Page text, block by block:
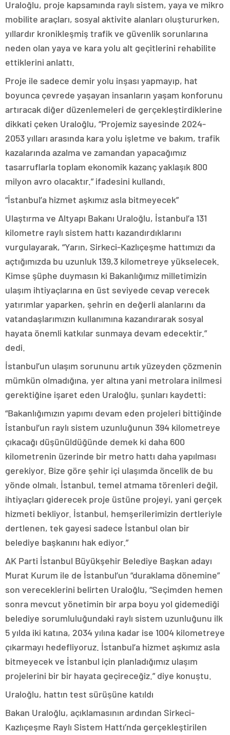
Uraloğlu, proje kapsamında raylı sistem, yaya ve mikro
mobilite araçları, sosyal aktivite alanları oluştururken,
yıllardır kronikleşmiş trafik ve güvenlik sorunlarına
neden olan yaya ve kara yolu alt geçitlerini rehabilite
ettiklerini anlattı.
Proje ile sadece demir yolu inşası yapmayıp, hat
boyunca çevrede yaşayan insanların yaşam konforunu
artıracak diğer düzenlemeleri de gerçekleştirdiklerine
dikkati çeken Uraloğlu, “Projemiz sayesinde 2024-
2053 yılları arasında kara yolu işletme ve bakım, trafik
kazalarında azalma ve zamandan yapacağımız
tasarruflarla toplam ekonomik kazanç yaklaşık 800
milyon avro olacaktır.” ifadesini kullandı.
“İstanbul’a hizmet aşkımız asla bitmeyecek”
Ulaştırma ve Altyapı Bakanı Uraloğlu, İstanbul’a 131
kilometre raylı sistem hattı kazandırdıklarını
vurgulayarak, “Yarın, Sirkeci-Kazlıçeşme hattımızı da
açtığımızda bu uzunluk 139,3 kilometreye yükselecek.
Kimse şüphe duymasın ki Bakanlığımız milletimizin
ulaşım ihtiyaçlarına en üst seviyede cevap verecek
yatırımlar yaparken, şehrin en değerli alanlarını da
vatandaşlarımızın kullanımına kazandırarak sosyal
hayata önemli katkılar sunmaya devam edecektir.”
dedi.
İstanbul’un ulaşım sorununu artık yüzeyden çözmenin
mümkün olmadığına, yer altına yani metrolara inilmesi
gerektiğine işaret eden Uraloğlu, şunları kaydetti:
“Bakanlığımızın yapımı devam eden projeleri bittiğinde
İstanbul’un raylı sistem uzunluğunun 394 kilometreye
çıkacağı düşünüldüğünde demek ki daha 600
kilometrenin üzerinde bir metro hattı daha yapılması
gerekiyor. Bize göre şehir içi ulaşımda öncelik de bu
yönde olmalı. İstanbul, temel atmama törenleri değil,
ihtiyaçları giderecek proje üstüne projeyi, yani gerçek
hizmeti bekliyor. İstanbul, hemşerilerimizin dertleriyle
dertlenen, tek gayesi sadece İstanbul olan bir
belediye başkanını hak ediyor.”
AK Parti İstanbul Büyükşehir Belediye Başkan adayı
Murat Kurum ile de İstanbul’un “duraklama dönemine”
son vereceklerini belirten Uraloğlu, “Seçimden hemen
sonra mevcut yönetimin bir arpa boyu yol gidemediği
belediye sorumluluğundaki raylı sistem uzunluğunu ilk
5 yılda iki katına, 2034 yılına kadar ise 1004 kilometreye
çıkarmayı hedefliyoruz. İstanbul’a hizmet aşkımız asla
bitmeyecek ve İstanbul için planladığımız ulaşım
projelerini bir bir hayata geçireceğiz.” diye konuştu.
Uraloğlu, hattın test sürüşüne katıldı
Bakan Uraloğlu, açıklamasının ardından Sirkeci-
Kazlıçeşme Raylı Sistem Hattı’nda gerçekleştirilen